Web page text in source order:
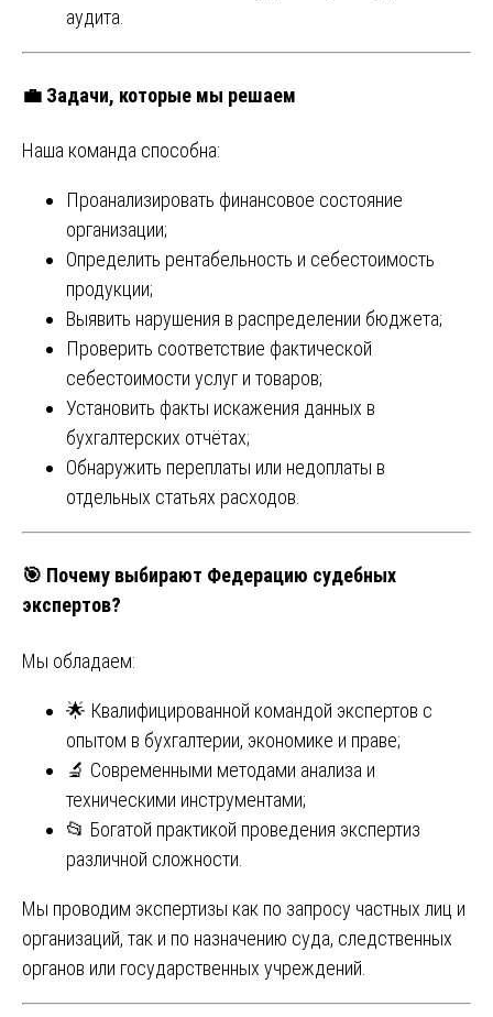
аудита.
💼 Задачи, которые мы решаем
Наша команда способна:
Проанализировать финансовое состояние
организации;
Определить рентабельность и себестоимость
продукции;
Выявить нарушения в распределении бюджета;
Проверить соответствие фактической
себестоимости услуг и товаров;
Установить факты искажения данных в
бухгалтерских отчётах;
Обнаружить переплаты или недоплаты в
отдельных статьях расходов.
🎯 Почему выбирают Федерацию судебных
экспертов?
Мы обладаем:
🌟 Квалифицированной командой экспертов с
опытом в бухгалтерии, экономике и праве;
🔬 Современными методами анализа и
техническими инструментами;
📂 Богатой практикой проведения экспертиз
различной сложности.
Мы проводим экспертизы как по запросу частных лиц и
организаций, так и по назначению суда, следственных
органов или государственных учреждений.